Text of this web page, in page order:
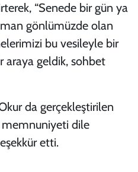
“Senede bir gün ya
gönlümüzde olan
bu vesileyle bir
araya geldik, sohbet
da gerçekleştirilen
memnuniyeti dile
etti.